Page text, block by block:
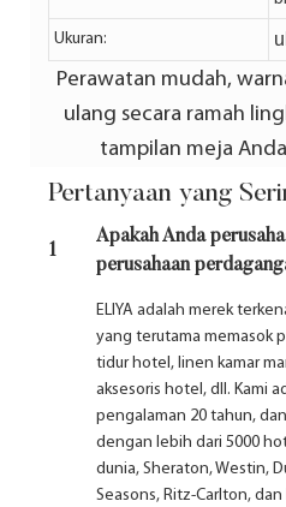
Ukuran:
Perawatan mudah,
ulang secara ramah
tampilan meja
Pertanyaan yang
1
Apakah Anda
perusahaan
ELIYA adalah merek
yang terutama memasok
tidur hotel, linen kamar
aksesoris hotel, dll. Kami
pengalaman 20 tahun,
dengan lebih dari 5000
dunia, Sheraton, Westin,
Seasons, Ritz-Carlton,